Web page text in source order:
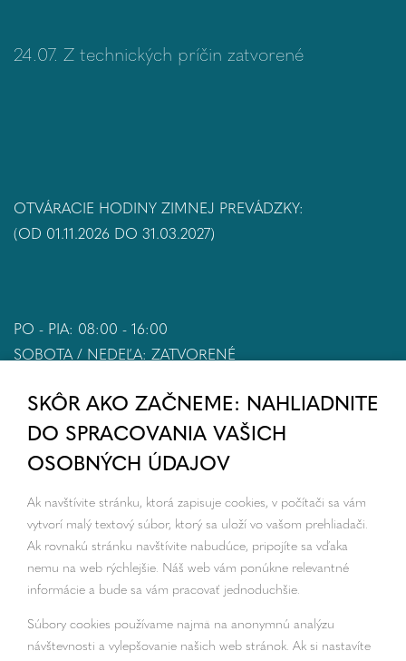
SKÔR AKO ZAČNEME: NAHLIADNITE
DO SPRACOVANIA VAŠICH
OSOBNÝCH ÚDAJOV
Ak navštívite stránku, ktorá zapisuje cookies, v počítači sa vám
vytvorí malý textový súbor, ktorý sa uloží vo vašom prehliadači.
Ak rovnakú stránku navštívite nabudúce, pripojíte sa vďaka
nemu na web rýchlejšie. Náš web vám ponúkne relevantné
informácie a bude sa vám pracovať jednoduchšie.
Súbory cookies používame najmä na anonymnú analýzu
návštevnosti a vylepšovanie našich web stránok. Ak si nastavíte
24.07. Z technických príčin zatvorené
OTVÁRACIE HODINY ZIMNEJ PREVÁDZKY:
(OD 01.11.2026 DO 31.03.2027)
PO - PIA: 08:00 - 16:00
SOBOTA / NEDEĽA: ZATVORENÉ